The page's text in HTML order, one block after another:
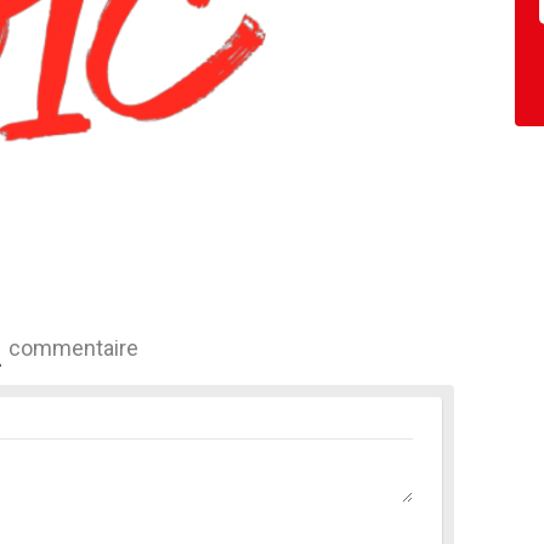
commentaire